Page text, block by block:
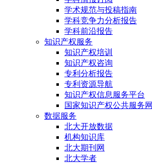
学术规范与投稿指南
学科竞争力分析报告
学科前沿报告
知识产权服务
知识产权培训
知识产权咨询
专利分析报告
专利资源导航
知识产权信息服务平台
国家知识产权公共服务网
数据服务
北大开放数据
机构知识库
北大期刊网
北大学者